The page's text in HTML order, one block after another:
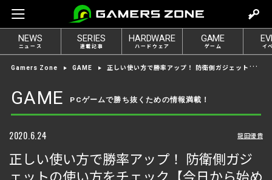
e
t
o
g
i
n
NEWS
ニュース
SERIES
連載記事
HARDWARE
ハードウェア
GAME
ゲーム イ
Gamers Zone GAME 正しい使い方で勝率アップ！ 防衛側ガジェットの使い方をチェック【今日から始める『レインボーシックス シージ』第6回】
GAME PCゲームで勝ち抜くための情報満載！
2020.6.24 龍田優貴
正しい使い方で勝率アップ！ 防衛側ガジ
ェットの使い方をチェック【今日から始め